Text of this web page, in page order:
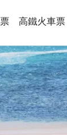
高鐵火車票